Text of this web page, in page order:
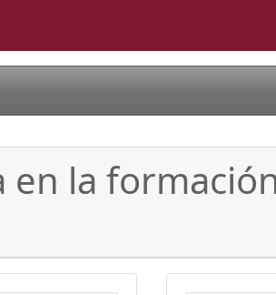
la